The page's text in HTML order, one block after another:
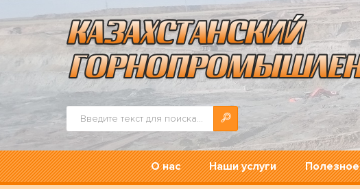
О нас Наши услуги Полезное